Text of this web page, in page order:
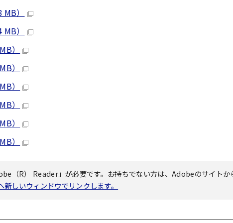
）
）
）
）
）
）
）
）
（R） Reader」が必要です。お持ちでない方は、Adobeのサイトか
しいウィンドウでリンクします。